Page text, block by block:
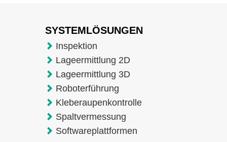
SYSTEMLÖSUNGEN
Inspektion
Lageermittlung 2D
Lageermittlung 3D
Roboterführung
Kleberaupenkontrolle
Spaltvermessung
Softwareplattformen